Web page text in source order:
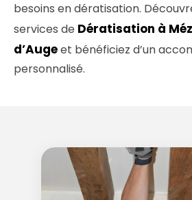
besoins en dératisation.
services de Dératisation à
d’Augeet bénéficiez d’un
personnalisé.